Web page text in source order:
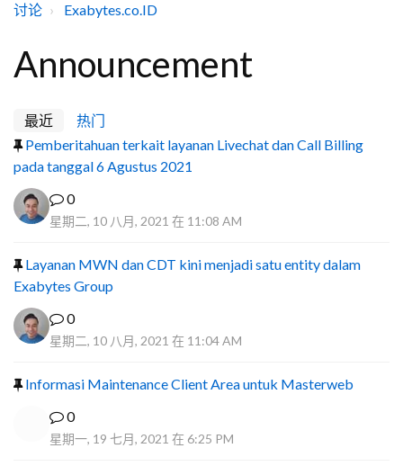
讨论 Exabytes.co.ID
Announcement
最近
热门
Pemberitahuan terkait layanan Livechat dan Call Billing
pada tanggal 6 Agustus 2021
0
星期二, 10 八月, 2021 在 11:08 AM
Layanan MWN dan CDT kini menjadi satu entity dalam
Exabytes Group
0
星期二, 10 八月, 2021 在 11:04 AM
Informasi Maintenance Client Area untuk Masterweb
0
星期一, 19 七月, 2021 在 6:25 PM